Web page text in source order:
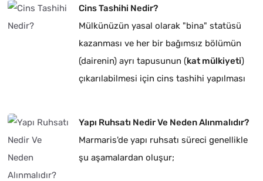
Cins Tashihi Nedir?
Mülkünüzün yasal olarak "bina" statüsü
kazanması ve her bir bağımsız bölümün
(dairenin) ayrı tapusunun (kat mülkiyeti)
çıkarılabilmesi için cins tashihi yapılması
Yapı Ruhsatı Nedir Ve Neden Alınmalıdır?
Marmaris'de yapı ruhsatı süreci genellikle
şu aşamalardan oluşur;